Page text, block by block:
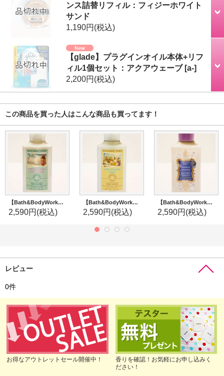
ンス詰替リフィル：フィジーホワイト
サンド
1,190円(税込)
【glade】プラグインオイル本体+リフ
ィル1個セット：アクアウェーブ [a-]
2,200円(税込)
この商品を買った人はこんな商品も買ってます！
【Bath&BodyWorks】ボディローション：ナポリタンアイスクリーム
2,590円 (税込)
【Bath&BodyWorks】ボディローション：ピニャコラーダスワール
2,590円 (税込)
【Bath&BodyWorks】ボディローション：ムーンリットゴッデス
2,590円 (税込)
レビュー
0件
お得なアウトレットセール開催中！
香りを確認！お気軽にお申し込みく
ださい！